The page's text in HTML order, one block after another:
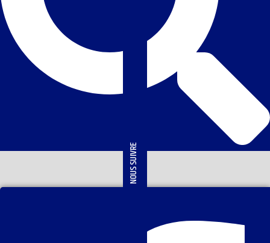
NOUS SUIVRE